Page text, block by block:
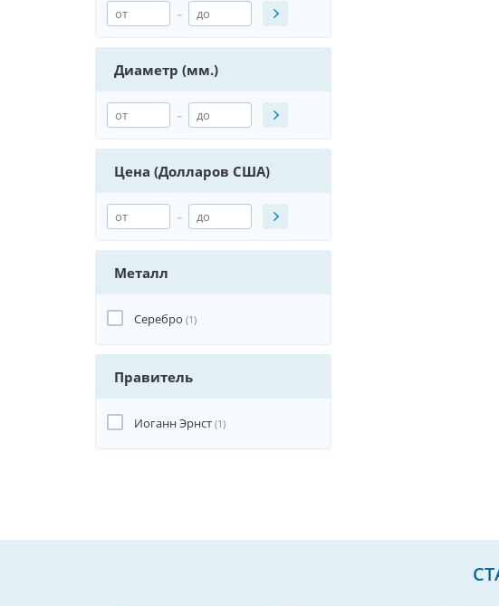
-
Диаметр (мм.)
-
Цена (Долларов США)
-
Металл
Серебро (1)
Правитель
Иоганн Эрнст (1)